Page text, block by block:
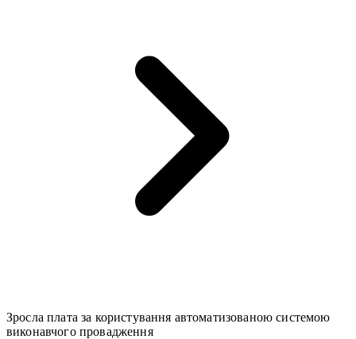
Зросла плата за користування автоматизованою системою
виконавчого провадження